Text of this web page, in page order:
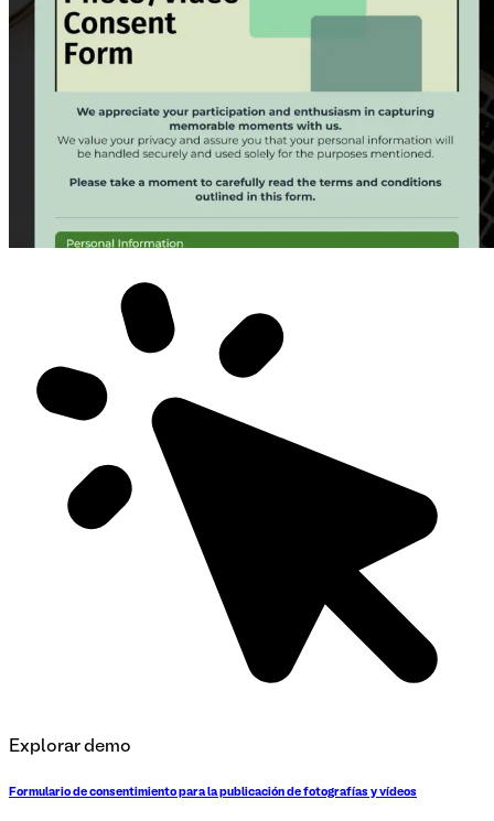
Explorar demo
Formulario de consentimiento para la publicación de fotografías y vídeos